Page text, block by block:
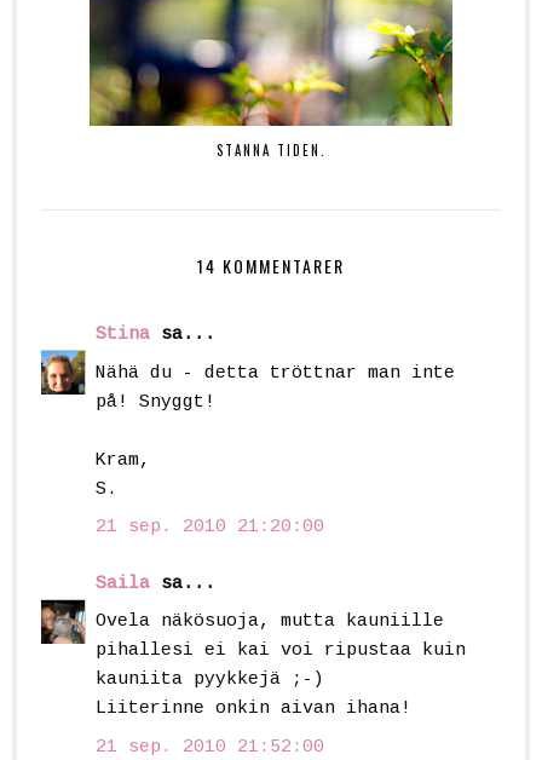
STANNA TIDEN.
14 KOMMENTARER
Stina sa...
Nähä du - detta tröttnar man inte
på! Snyggt!
Kram,
S.
21 sep. 2010 21:20:00
Saila sa...
Ovela näkösuoja, mutta kauniille
pihallesi ei kai voi ripustaa kuin
kauniita pyykkejä ;-)
Liiterinne onkin aivan ihana!
21 sep. 2010 21:52:00